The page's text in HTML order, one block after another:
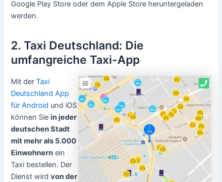
Google Play Store oder dem Apple Store heruntergeladen
werden.
2. Taxi Deutschland: Die
umfangreiche Taxi-App
Mit derTaxi
Deutschland App
für Android und iOS
können Siein jeder
deutschen Stadt
mit mehr als 5.000
Einwohnern ein
Taxi bestellen. Der
Dienst wirdvon der